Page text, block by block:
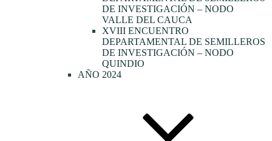
DE INVESTIGACIÓN – NODO
VALLE DEL CAUCA
XVIII ENCUENTRO
DEPARTAMENTAL DE SEMILLEROS
DE INVESTIGACIÓN – NODO
QUINDIO
AÑO 2024